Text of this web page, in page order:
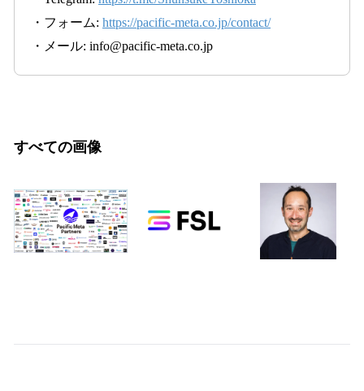
・フォーム: https://pacific-meta.co.jp/contact/
・メール: info@pacific-meta.co.jp
すべての画像